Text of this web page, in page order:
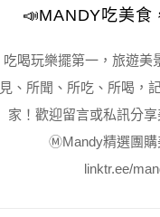
📣MANDY吃美食
吃喝玩樂擺第一，旅遊美
見、所聞、所吃、所喝，
家！歡迎留言或私訊分
Ⓜ️Mandy精選團購美
linktr.ee/